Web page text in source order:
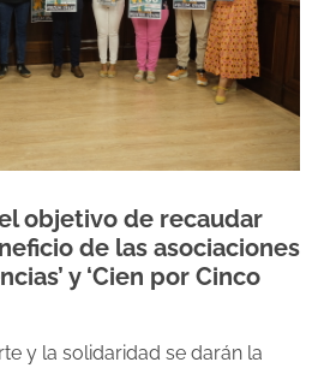
objetivo de recaudar
de las asociaciones
y ‘Cien por Cinco
y la solidaridad se darán la